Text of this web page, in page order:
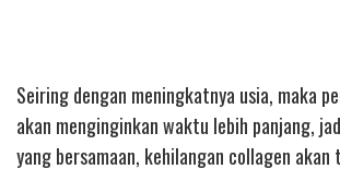
Seiring dengan meningkatnya usia, maka
akan menginginkan waktu lebih panjang,
yang bersamaan, kehilangan collagen akan